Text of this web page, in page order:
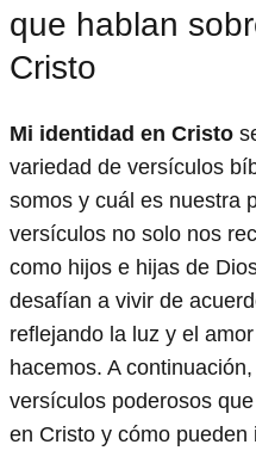
que hablan
Cristo
Mi identidad en Cristo
variedad de versículos
somos y cuál es nuestra
versículos no solo nos
como hijos e hijas de
desafían a vivir de
reflejando la luz y el
hacemos. A
versículos poderosos
en Cristo y cómo